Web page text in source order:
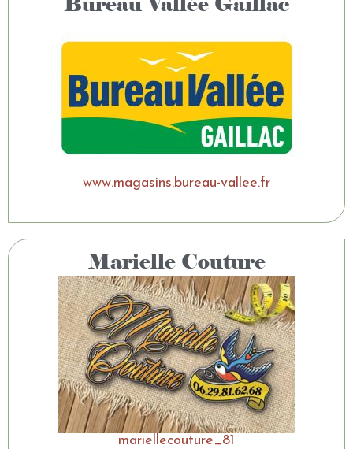
www.magasins.bureau-vallee.fr
Marielle Couture
mariellecouture_81